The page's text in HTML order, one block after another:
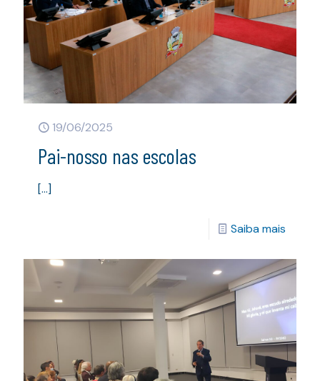
19/06/2025
Pai-nosso nas escolas
[…]
Saiba mais